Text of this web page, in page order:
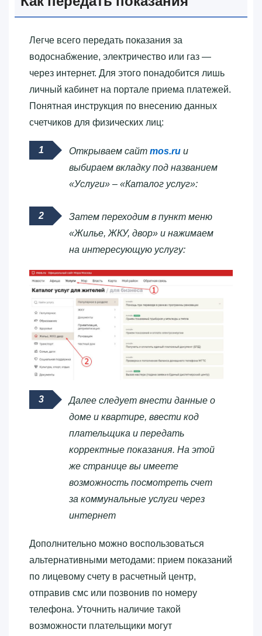
Легче всего передать показания за
водоснабжение, электричество или газ —
через интернет. Для этого понадобится лишь
личный кабинет на портале приема платежей.
Понятная инструкция по внесению данных
счетчиков для физических лиц:
Открываем сайт mos.ru и
выбираем вкладку под названием
«Услуги» – «Каталог услуг»:
Затем переходим в пункт меню
«Жилье, ЖКУ, двор» и нажимаем
на интересующую услугу:
Далее следует внести данные о
доме и квартире, ввести код
плательщика и передать
корректные показания. На этой
же странице вы имеете
возможность посмотреть счет
за коммунальные услуги через
интернет
Дополнительно можно воспользоваться
альтернативными методами: прием показаний
по лицевому счету в расчетный центр,
отправив смс или позвонив по номеру
телефона. Уточнить наличие такой
возможности плательщики могут